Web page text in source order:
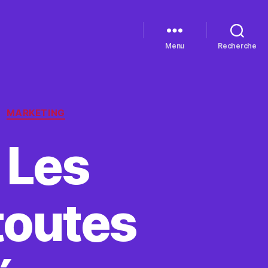
Menu Recherche
MARKETING